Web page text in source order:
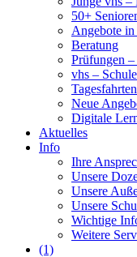
50+
Angebote in
Beratung
Prüfungen –
vhs –
Neue
Digitale
Aktuelles
Info
Ihre
Unsere
Unsere
Unsere
Wichtige
Weitere
(1)